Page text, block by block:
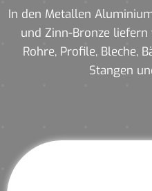
In den Metallen
und Zinn-Bronze
Rohre, Profile, Bleche,
Stangen